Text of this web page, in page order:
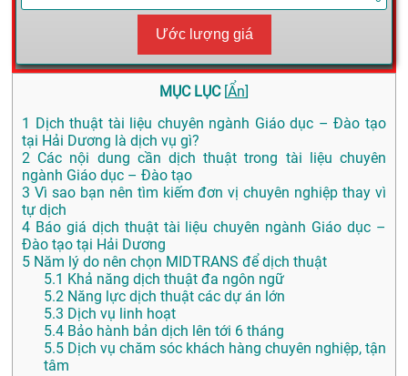
Ước lượng giá
MỤC LỤC [Ẩn]
1
Dịch thuật tài liệu chuyên ngành Giáo dục – Đào tạo
tại Hải Dương là dịch vụ gì?
2 Các nội dung cần dịch thuật trong tài liệu chuyên
ngành Giáo dục – Đào tạo
3 Vì sao bạn nên tìm kiếm đơn vị chuyên nghiệp thay vì
tự dịch
4 Báo giá dịch thuật tài liệu chuyên ngành Giáo dục –
Đào tạo tại Hải Dương
5 Năm lý do nên chọn MIDTRANS để dịch thuật
5.1 Khả năng dịch thuật đa ngôn ngữ
5.2 Năng lực dịch thuật các dự án lớn
5.3 Dịch vụ linh hoạt
5.4 Bảo hành bản dịch lên tới 6 tháng
5.5 Dịch vụ chăm sóc khách hàng chuyên nghiệp, tận
tâm